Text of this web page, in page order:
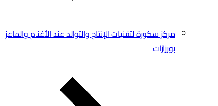
مركز سكورة لتقنيات الإنتاج والتوالد عند الأغنام والماعز
بورزازات